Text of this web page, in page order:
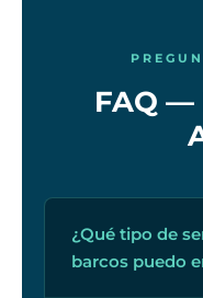
FAQ —
¿Qué tipo de
barcos puedo